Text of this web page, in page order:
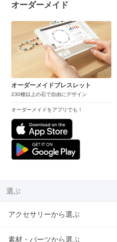
オーダーメイド
オーダーメイドブレスレット
230種以上の石で自由にデザイン
オーダーメイドをアプリでも！
選ぶ
アクセサリーから選ぶ
素材・パーツから選ぶ